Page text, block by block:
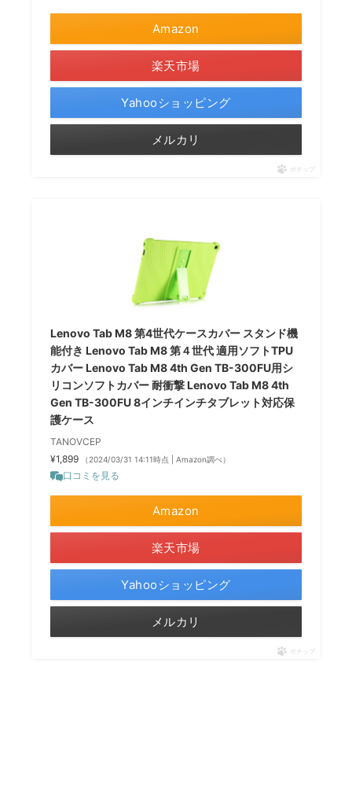
Amazon
楽天市場
Yahooショッピング
メルカリ
ポチップ
Lenovo Tab M8 第4世代ケースカバー スタンド機
能付き Lenovo Tab M8 第４世代 適用ソフトTPU
カバー Lenovo Tab M8 4th Gen TB-300FU用シ
リコンソフトカバー 耐衝撃 Lenovo Tab M8 4th
Gen TB-300FU 8インチインチタブレット対応保
護ケース
TANOVCEP
¥1,899
（2024/03/31 14:11時点 | Amazon調べ）
口コミを見る
Amazon
楽天市場
Yahooショッピング
メルカリ
ポチップ